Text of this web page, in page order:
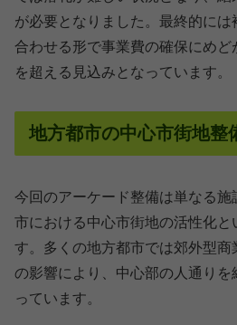
が必要となりました。最終的に
合わせる形で事業費の確保にめど
を超える見込みとなっています。
地方都市の中心市街地整
今回のアーケード整備は単なる
市における中心市街地の活性化と
す。多くの地方都市では郊外型
の影響により、中心部の人通り
っています。